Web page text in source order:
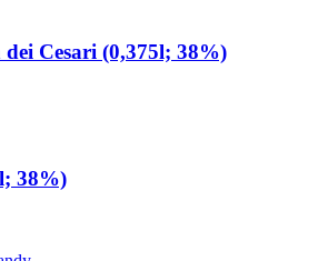
Cesari (0,375l; 38%)
38%)